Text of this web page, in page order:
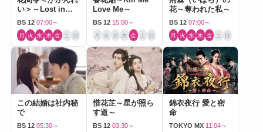
い＞～Lost in
Love～
BS 12 07:00～
月 火 水 木 金 土 日
Love Me～
BS 12 15:00～
月 火 水 木 金 土 日
花～奪われた私～
BS 12 07:00～
月 火 水 木 金 土 日
この結婚は社内秘
で
BS 12 05:30～
惜花芷～星が照ら
す道～
BS 12 03:30～
錦衣夜行 愛と密
命
TOKYO MX 11:04～